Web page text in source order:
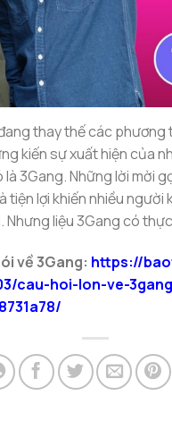
thay thế các
kiến sự xuất hiện của
3Gang. Những lời mời
tiện lợi khiến nhiều
Nhưng liệu 3Gang có
về 3Gang: https://
cau-hoi-lon-ve-